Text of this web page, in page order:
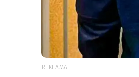
REKLAMA